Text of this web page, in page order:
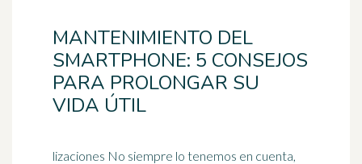
MANTENIMIENTO DEL
SMARTPHONE: 5 CONSEJOS
PARA PROLONGAR SU
VIDA ÚTIL
lizaciones No siempre lo tenemos en cuenta,